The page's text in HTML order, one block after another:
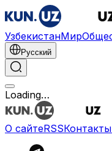
УзбекистанМир
Русский
Loading…
О сайтеRSSКонтакты